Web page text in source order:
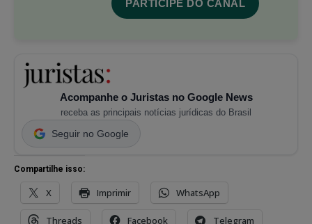
PARTICIPE DO CANAL
Acompanhe o Juristas no Google News
receba as principais notícias jurídicas do Brasil
Seguir no Google
Compartilhe isso:
X Imprimir WhatsApp
Threads Facebook Telegram